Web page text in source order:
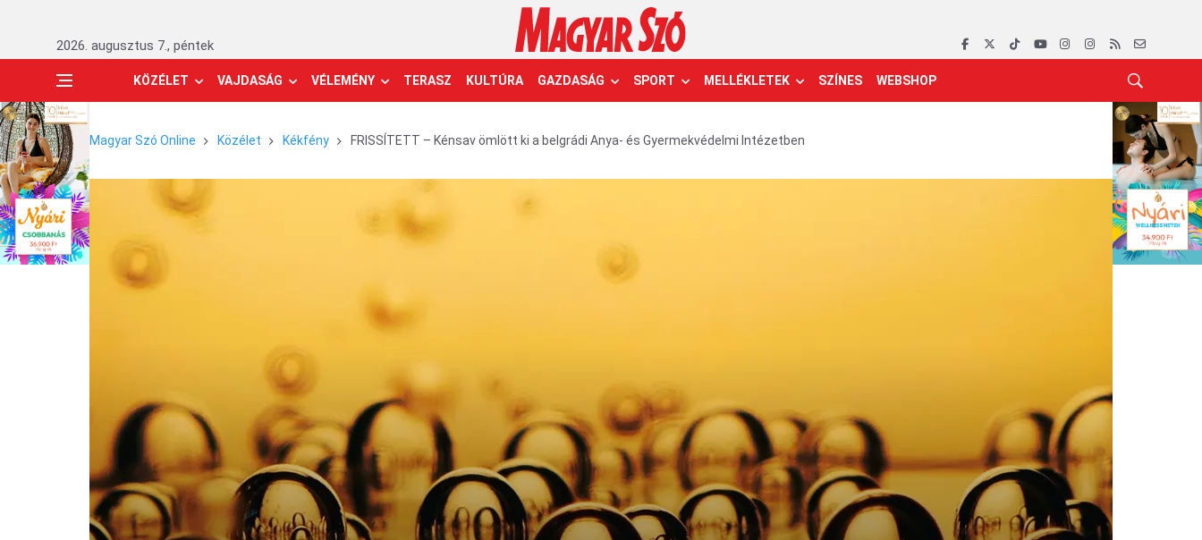
2026. augusztus 7., péntek
KÖZÉLET VAJDASÁG VÉLEMÉNY TERASZ KULTÚRA GAZDASÁG SPORT MELLÉKLETEK SZÍNES WEBSHOP
Magyar Szó Online Közélet Kékfény FRISSÍTETT – Kénsav ömlött ki a belgrádi Anya- és Gyermekvédelmi Intézetben